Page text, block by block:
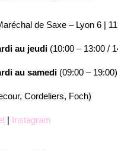
de Saxe – Lyon 6 |
au jeudi (10:00 – 13:00 /
au samedi (09:00 – 19:00)
Cordeliers, Foch)
| Instagram